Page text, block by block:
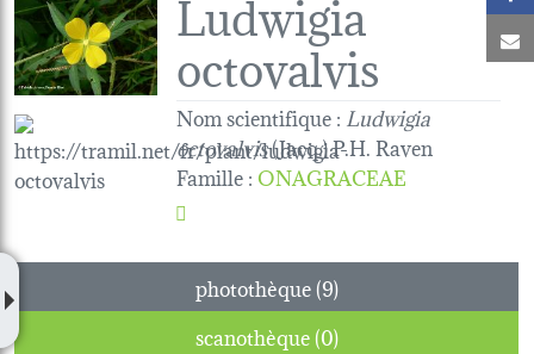
octovalvis
Nom scientifique : Ludwigia
octovalvis(Jacq.) P.H. Raven
Famille:ONAGRACEAE
photothèque (9)
scanothèque (0)